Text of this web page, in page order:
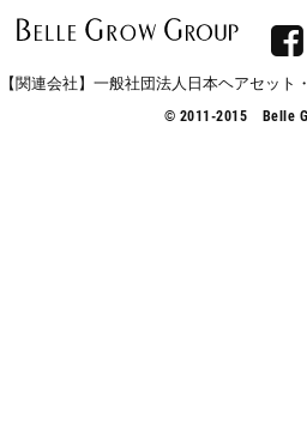

【関連会社】一般社団法人日本ヘアセット
© 2011-2015 Belle